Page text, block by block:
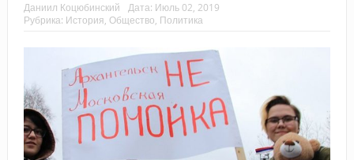
Даниил Коцюбинский Дата: Июль 02, 2019
Рубрика: История, Общество, Политика